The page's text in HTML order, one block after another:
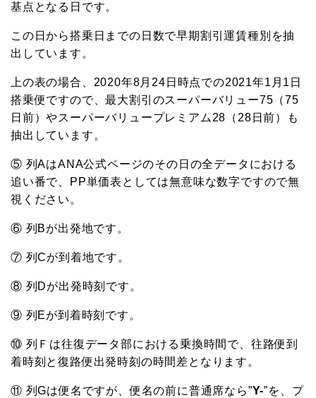
基点となる日です。
この日から搭乗日までの日数で早期割引運賃種別を抽
出しています。
上の表の場合、2020年8月24日時点での2021年1月1日
搭乗便ですので、最大割引のスーパーバリュー75（75
日前）やスーパーバリュープレミアム28（28日前）も
抽出しています。
⑤ 列AはANA公式ページのその日の全データにおける
追い番で、PP単価表としては無意味な数字ですので無
視ください。
⑥ 列Bが出発地です。
⑦ 列Cが到着地です。
⑧ 列Dが出発時刻です。
⑨ 列Eが到着時刻です。
⑩ 列Ｆは往復データ部における乗換時間で、往路便到
着時刻と復路便出発時刻の時間差となります。
⑪ 列Gは便名ですが、便名の前に普通席なら”Y-”を、プ